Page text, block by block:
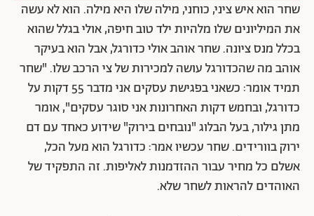
שחר הוא איש ציני, כוחני, מילה שלו היא מילה. הוא לא עשה
את המיליונים שלו מלהיות ילד טוב חיפה, אולי בגלל שהוא
בכלל מנס ציונה. שחר אוהב אולי כדורגל, אבל הוא בעיקר
אוהב מה שהכדורגל עושה למכירות של צי הרכב שלו. "שחר
תמיד אומר: כשאני בפגישת עסקים אני מדבר 55 דקות על
כדורגל, ובחמש דקות האחרונות אני סוגר עסקים", אומר
מתן גילור, בעל הבלוג "נובחים בירוק" שידוע כאחד עם דם
ירוק בוורידים. שחר עכשיו אמר: כדורגל הוא מעל הכל,
אשלם כל מחיר עבור ההזדמנות לאליפות. זה התפקיד של
האוהדים להראות לשחר שלא.